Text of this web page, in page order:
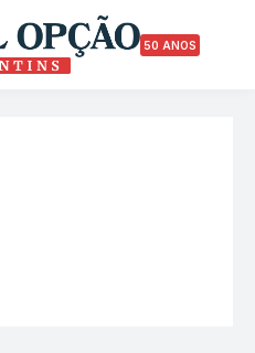
50 ANOS